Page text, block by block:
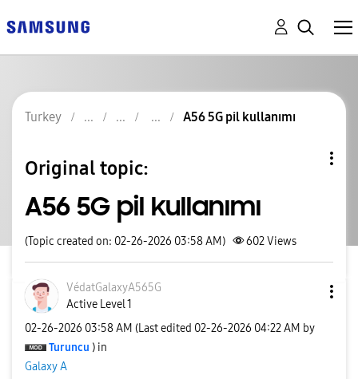
Turkey A56 5G pil kullanımı
Original topic:
A56 5G pil kullanımı
(Topic created on: 02-26-2026 03:58 AM) 602Views
VédatGalaxyA565G
Active Level 1
‎02-26-2026 03:58 AM (Last edited ‎02-26-2026 04:22 AM by
Turuncu ) in
Galaxy A